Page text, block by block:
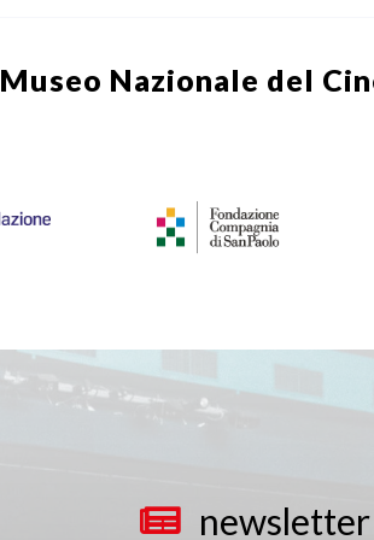
Museo Nazionale del
 newsletter